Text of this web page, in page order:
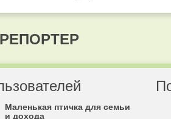
Маленькая птичка для семьи
и дохода